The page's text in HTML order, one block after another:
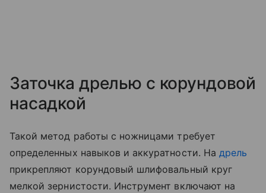
Заточка дрелью с корундовой
насадкой
Такой метод работы с ножницами требует
определенных навыков и аккуратности. На дрель
прикрепляют корундовый шлифовальный круг
мелкой зернистости. Инструмент включают на